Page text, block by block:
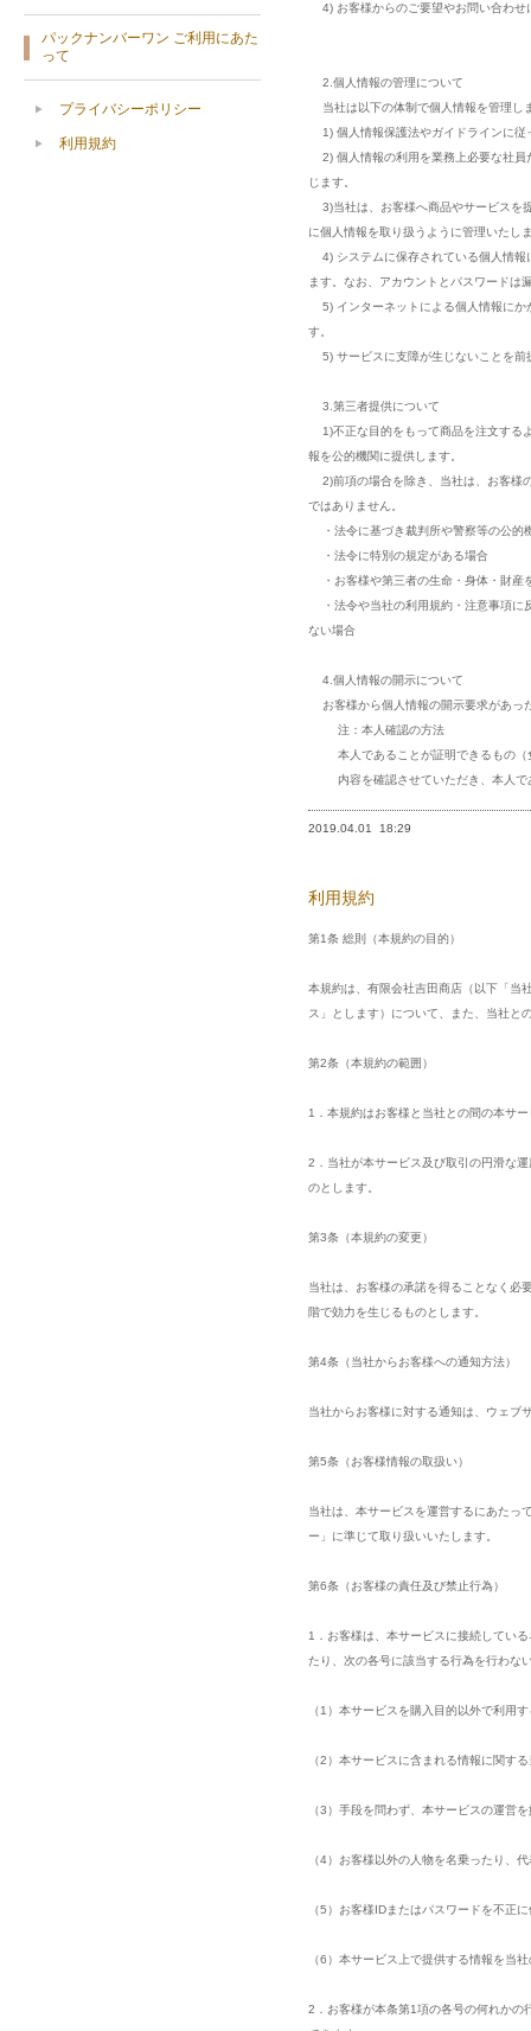
4) お客様からのご要望やお問い合わせ
2.個人情報の管理について
当社は以下の体制で個人情報を管理し
1) 個人情報保護法やガイドラインに従
2) 個人情報の利用を業務上必要な社員
じます。
3)当社は、お客様へ商品やサービスを
に個人情報を取り扱うように管理いたし
4) システムに保存されている個人情報
ます。なお、アカウントとパスワードは
5) インターネットによる個人情報にか
す。
5) サービスに支障が生じないことを前
3.第三者提供について
1)不正な目的をもって商品を注文する
報を公的機関に提供します。
2)前項の場合を除き、当社は、お客様
ではありません。
・法令に基づき裁判所や警察等の公的
・法令に特別の規定がある場合
・お客様や第三者の生命・身体・財産
・法令や当社の利用規約・注意事項に
ない場合
4.個人情報の開示について
お客様から個人情報の開示要求があっ
注：本人確認の方法
本人であることが証明できるもの（
内容を確認させていただき、本人で
2019.04.01 18:29
利用規約
第1条 総則（本規約の目的）
本規約は、有限会社吉田商店（以下「当
ス」とします）について、また、当社と
第2条（本規約の範囲）
1．本規約はお客様と当社との間の本サ
2．当社が本サービス及び取引の円滑な
のとします。
第3条（本規約の変更）
当社は、お客様の承諾を得ることなく必
階で効力を生じるものとします。
第4条（当社からお客様への通知方法）
当社からお客様に対する通知は、ウェブ
第5条（お客様情報の取扱い）
当社は、本サービスを運営するにあたっ
ー」に準じて取り扱いいたします。
第6条（お客様の責任及び禁止行為）
1．お客様は、本サービスに接続してい
たり、次の各号に該当する行為を行わな
（1）本サービスを購入目的以外で利用
（2）本サービスに含まれる情報に関す
（3）手段を問わず、本サービスの運営
（4）お客様以外の人物を名乗ったり、
（5）お客様IDまたはパスワードを不正
（6）本サービス上で提供する情報を当
2．お客様が本条第1項の各号の何れかの
パックナンバーワン ご利用にあた
って
プライバシーポリシー
利用規約